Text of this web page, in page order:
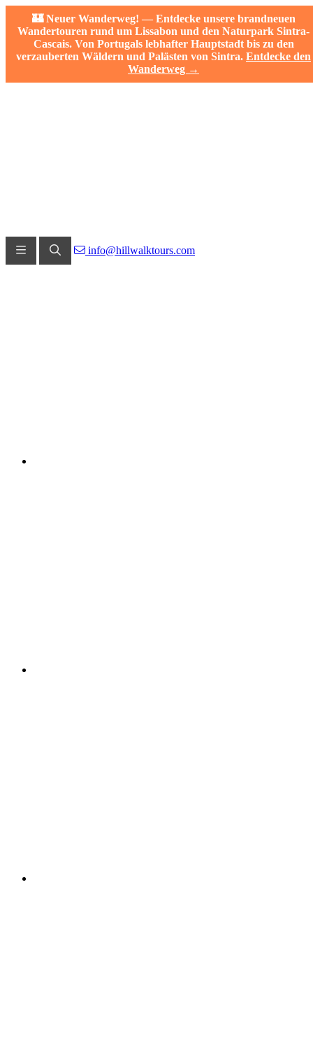
🏰 Neuer Wanderweg! — Entdecke unsere brandneuen
Wandertouren rund um Lissabon und den Naturpark Sintra-
Cascais. Von Portugals lebhafter Hauptstadt bis zu den
verzauberten Wäldern und Palästen von Sintra. Entdecke den
Wanderweg →
info@hillwalktours.com